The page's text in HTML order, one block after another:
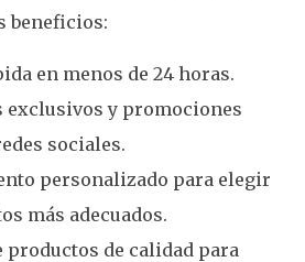
beneficios:
en menos de 24 horas.
exclusivos y promociones
sociales.
personalizado para elegir
más adecuados.
productos de calidad para